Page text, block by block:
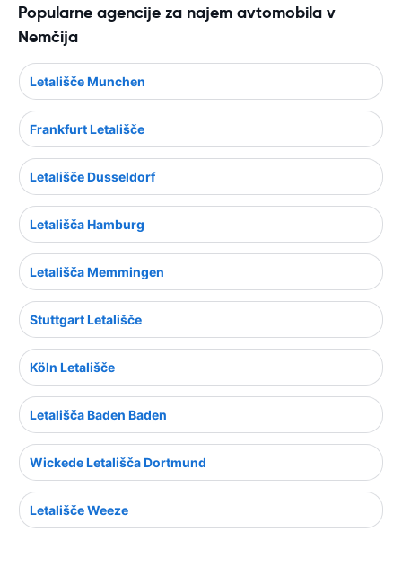
Popularne agencije za najem avtomobila v
Nemčija
Letališče Munchen
Frankfurt Letališče
Letališče Dusseldorf
Letališča Hamburg
Letališča Memmingen
Stuttgart Letališče
Köln Letališče
Letališča Baden Baden
Wickede Letališča Dortmund
Letališče Weeze